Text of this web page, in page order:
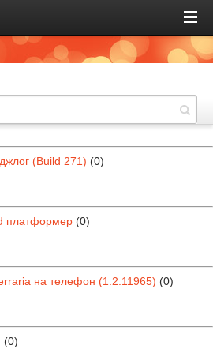
(Build 271) (0)
платформер (0)
на телефон (1.2.11965) (0)
(0)